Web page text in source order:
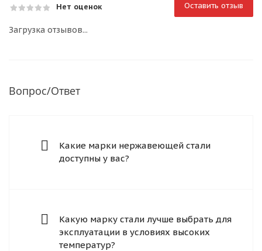
Нет оценок Оставить отзыв
Загрузка отзывов...
Вопрос/Ответ
Какие марки нержавеющей стали
доступны у вас?
Какую марку стали лучше выбрать для
эксплуатации в условиях высоких
температур?